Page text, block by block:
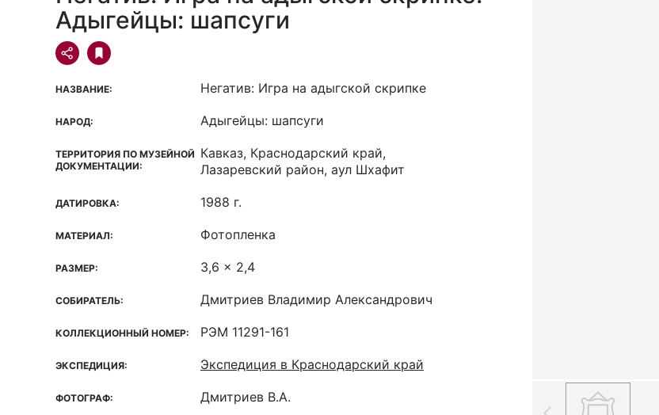
Адыгейцы: шапсуги
НАЗВАНИЕ: Негатив: Игра на адыгской скрипке
НАРОД: Адыгейцы: шапсуги
ТЕРРИТОРИЯ ПО МУЗЕЙНОЙ
ДОКУМЕНТАЦИИ:
Кавказ, Краснодарский край,
Лазаревский район, аул Шхафит
ДАТИРОВКА: 1988 г.
МАТЕРИАЛ: Фотопленка
РАЗМЕР: 3,6 x 2,4
СОБИРАТЕЛЬ: Дмитриев Владимир Александрович
КОЛЛЕКЦИОННЫЙ НОМЕР: РЭМ 11291-161
ЭКСПЕДИЦИЯ: Экспедиция в Краснодарский край
ФОТОГРАФ: Дмитриев В.А.